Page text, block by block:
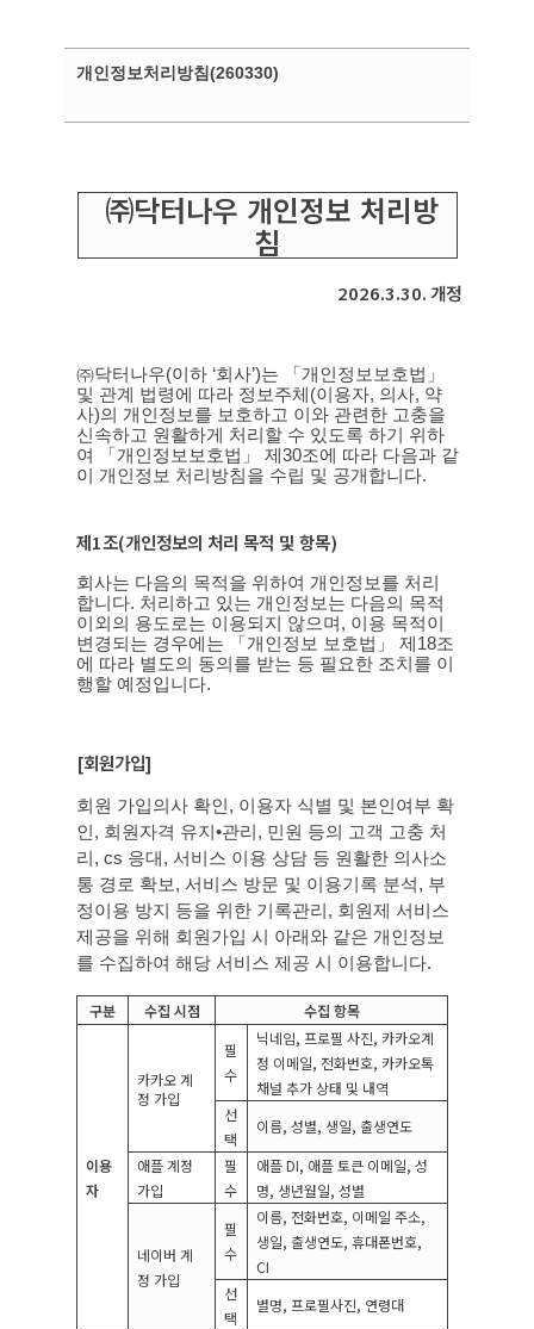
개인정보처리방침(260330)
㈜닥터나우 개인정보 처리방
침
2026.3.30. 개정
㈜닥터나우(이하 ‘회사’)는 「개인정보보호법」
및 관계 법령에 따라 정보주체 (이용자, 의사, 약
사)의 개인정보를 보호하고 이와 관련한 고충을
신속하고 원활하게 처리할 수 있도록 하기 위하
여 「개인정보보호법」 제30조에 따라 다음과 같
이 개인정보 처리방침을 수립 및 공개합니다.
제1조(개인정보의 처리 목적 및 항목)
회사는 다음의 목적을 위하여 개인정보를 처리
합니다. 처리하고 있는 개인정보는 다음의 목적
이외의 용도로는 이용되지 않으며 , 이용 목적이
변경되는 경우에는 「개인정보 보호법」 제 18조
에 따라 별도의 동의를 받는 등 필요한 조치를 이
행할 예정입니다.
[회원가입]
회원 가입의사 확인 , 이용자 식별 및 본인여부 확
인 , 회원자격 유지•관리 , 민원 등의 고객 고충 처
리 , cs 응대 ,서비스 이용 상담 등 원활한 의사소
통 경로 확보,서비스 방문 및 이용기록 분석, 부
정이용 방지 등을 위한 기록관리 , 회원제 서비스
제공을 위해 회원가입 시 아래와 같은 개인정보
를 수집하여 해당 서비스 제공 시 이용합니다.
구분 수집 시점 수집 항목
이용
자
카카오 계
정 가입
필
수
닉네임, 프로필 사진,카카오계
정 이메일, 전화번호,카카오톡
채널 추가 상태 및 내역
선
택
이름,성별, 생일,출생연도
애플 계정
가입
필
수
애플DI, 애플 토큰 이메일,성
명, 생년월일,성별
네이버 계
정 가입
필
수
이름, 전화번호, 이메일 주소,
생일,출생연도,휴대폰번호,
CI
선
택
별명, 프로필사진, 연령대